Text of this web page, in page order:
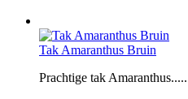
Tak Amaranthus Bruin
Prachtige tak